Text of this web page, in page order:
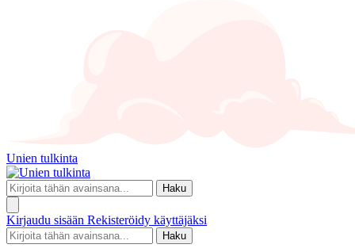
Unien tulkinta
Haku
Kirjaudu sisään Rekisteröidy käyttäjäksi
Haku